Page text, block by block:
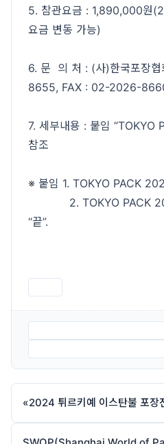
5. 참관요금 : 1,890,000원
요금 변동 가능)
6. 문 의 처 : (사)한국포장
8655, FAX : 02-2026-
7. 세부내용 : 붙임 “TOKYO
참조
※ 붙임 1. TOKYO PACK
2. TOKYO PACK
“끝”.
«2024 튀르키예 이스탄불 포장